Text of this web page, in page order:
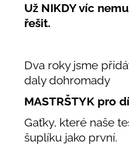
Už NIKDY víc
řešit.
Dva roky jsme
daly dohromady
MASTRŠTYK pro
Gaťky, které naše
šuplíku jako první.